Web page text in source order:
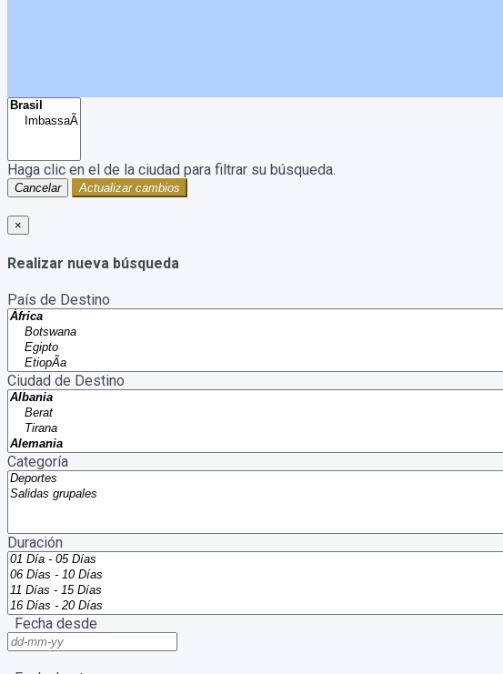
Haga clic en el de la ciudad para filtrar su búsqueda.
Cancelar Actualizar cambios
×
Realizar nueva búsqueda
País de Destino
Ciudad de Destino
Categoría
Duración
Fecha desde